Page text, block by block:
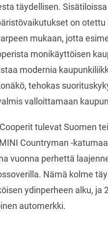
täydellisen.
on otettu
mukaan, jotta
monikäyttöisen
modernia
tehokas
valloittamaan
tulevat Suomen
Countryman -
vuonna perhettä
Nämä kolme
ydinperheen alku, ja
automerkki.